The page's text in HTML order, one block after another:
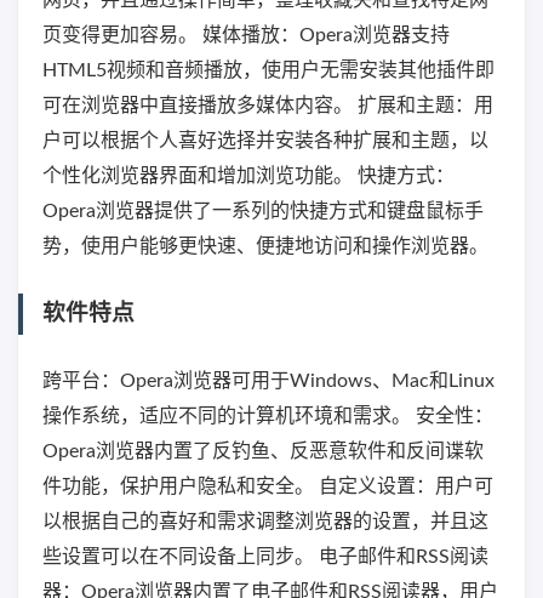
页变得更加容易。 媒体播放：Opera浏览器支持
HTML5视频和音频播放，使用户无需安装其他插件即
可在浏览器中直接播放多媒体内容。 扩展和主题：用
户可以根据个人喜好选择并安装各种扩展和主题，以
个性化浏览器界面和增加浏览功能。 快捷方式：
Opera浏览器提供了一系列的快捷方式和键盘鼠标手
势，使用户能够更快速、便捷地访问和操作浏览器。
软件特点
跨平台：Opera浏览器可用于Windows、Mac和Linux
操作系统，适应不同的计算机环境和需求。 安全性：
Opera浏览器内置了反钓鱼、反恶意软件和反间谍软
件功能，保护用户隐私和安全。 自定义设置：用户可
以根据自己的喜好和需求调整浏览器的设置，并且这
些设置可以在不同设备上同步。 电子邮件和RSS阅读
器：Opera浏览器内置了电子邮件和RSS阅读器，用户